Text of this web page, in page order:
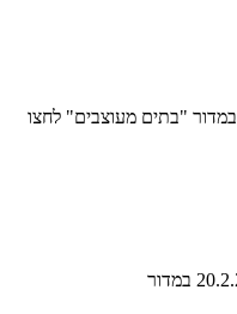
כתבה שהתפרסמה בבניין ודיור ב-9.6.14 במדור "בתים מעוצבים" לחצו
כתבה שהתפרסמה ב"בניין ודיור" ב-20.2.2012 במדור